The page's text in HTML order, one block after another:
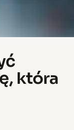
która